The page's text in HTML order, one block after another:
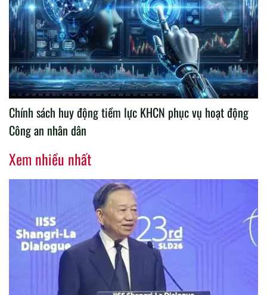
Chính sách huy động tiềm lực KHCN phục vụ hoạt động
Công an nhân dân
Xem nhiều nhất